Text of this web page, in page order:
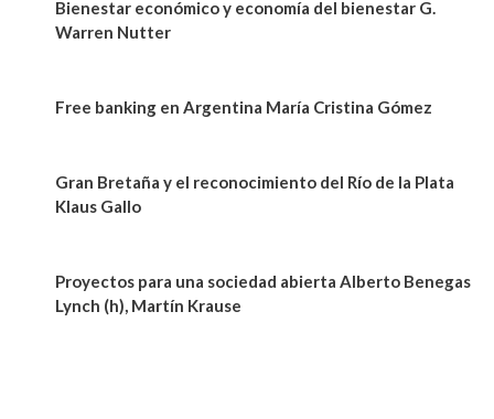
Bienestar económico y economía del bienestar G.
Warren Nutter
Free banking en Argentina María Cristina Gómez
Gran Bretaña y el reconocimiento del Río de la Plata
Klaus Gallo
Proyectos para una sociedad abierta Alberto Benegas
Lynch (h), Martín Krause